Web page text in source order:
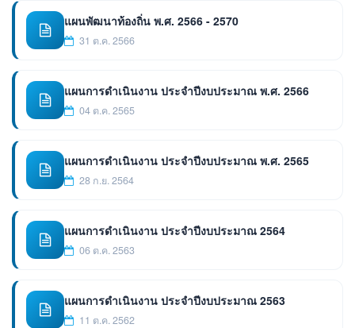
แผนพัฒนาท้องถิ่น พ.ศ. 2566 - 2570
31 ต.ค. 2566
แผนการดำเนินงาน ประจำปีงบประมาณ พ.ศ. 2566
04 ต.ค. 2565
แผนการดำเนินงาน ประจำปีงบประมาณ พ.ศ. 2565
28 ก.ย. 2564
แผนการดำเนินงาน ประจำปีงบประมาณ 2564
06 ต.ค. 2563
แผนการดำเนินงาน ประจำปีงบประมาณ 2563
11 ต.ค. 2562